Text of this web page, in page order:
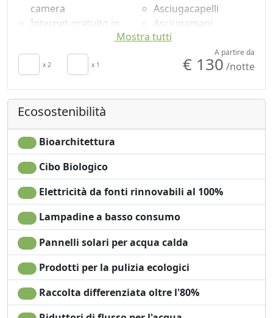
rendere ogni momento indimenticabile.
Qui il tempo rallenta, la terra si racconta e l’ospitalità
camera
Internet gratuito in
Colazione inclusa
TV in camera
Asciugacapelli
Asciugamani
Lenzuola
Vista giardino
Mostra tutti
x 2 x 1
A partire da
€ 130 /notte
Ecosostenibilità
Bioarchitettura
Cibo Biologico
Elettricità da fonti rinnovabili al 100%
Lampadine a basso consumo
Pannelli solari per acqua calda
Prodotti per la pulizia ecologici
Raccolta differenziata oltre l'80%